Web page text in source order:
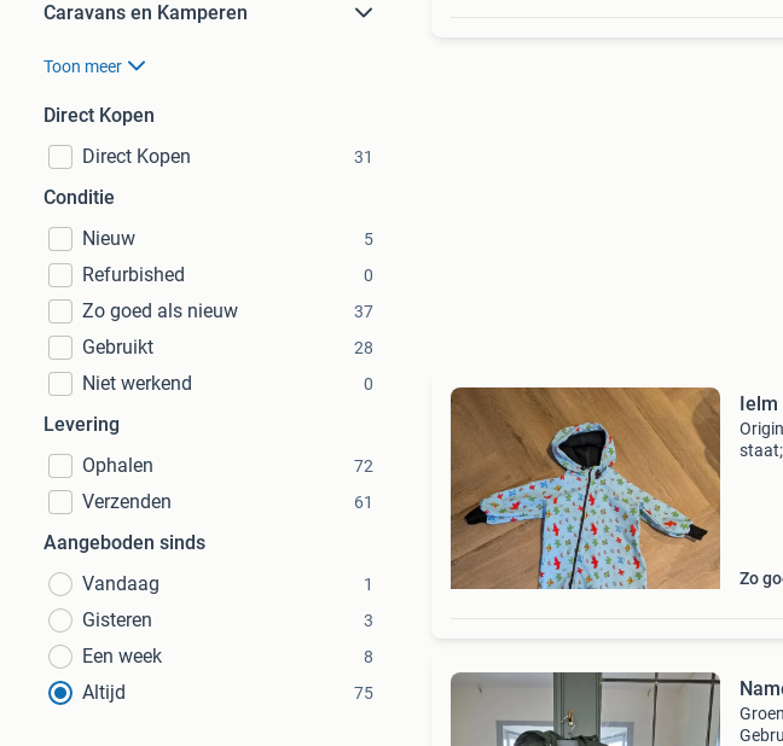
Caravans en Kamperen
Toon meer
Direct Kopen
Direct Kopen
31
Conditie
Nieuw
5
Refurbished 0
Zo goed als nieuw 37
Gebruikt 28
Niet werkend 0
Levering
Ophalen
72
Verzenden 61
Aangeboden sinds
Vandaag
1
Gisteren 3
Een week 8
Altijd 75
Ielm
Zo